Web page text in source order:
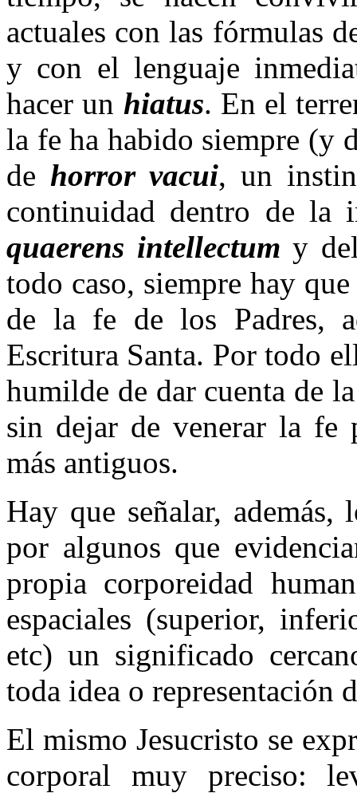
actuales con las fórmulas
y con el lenguaje
hacer un hiatus. En el
la fe ha habido siempre (y
de horror vacui, un
continuidad dentro de la
quaerens intellectum y
todo caso, siempre hay
de la fe de los Padres,
Escritura Santa. Por todo
humilde de dar cuenta de
sin dejar de venerar la fe
más antiguos.
Hay que señalar, además,
por algunos que
propia corporeidad
espaciales (superior,
etc) un significado
toda idea o representación
El mismo Jesucristo se
corporal muy preciso: